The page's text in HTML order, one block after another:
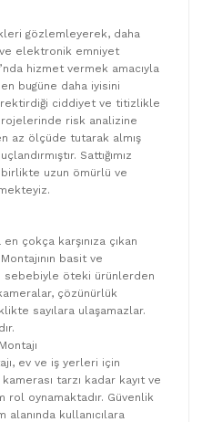
gözlemleyerek, daha
elektronik emniyet
hizmet vermek amacıyla
bugüne daha iyisini
ciddiyet ve titizlikle
risk analizine
az ölçüde tutarak almış
Sattığımız
birlikte uzun ömürlü ve
çokça karşınıza çıkan
basit ve
sebebiyle öteki ürünlerden
çözünürlük
sayılara ulaşamazlar.
ev ve iş yerleri için
tarzı kadar kayıt ve
oynamaktadır. Güvenlik
kullanıcılara